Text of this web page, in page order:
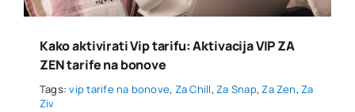
Kako aktivirati Vip tarifu: Aktivacija VIP ZA
ZEN tarife na bonove
Tags:vip tarife na bonove, Za Chill,Za Snap,Za Zen,Za
Ziv